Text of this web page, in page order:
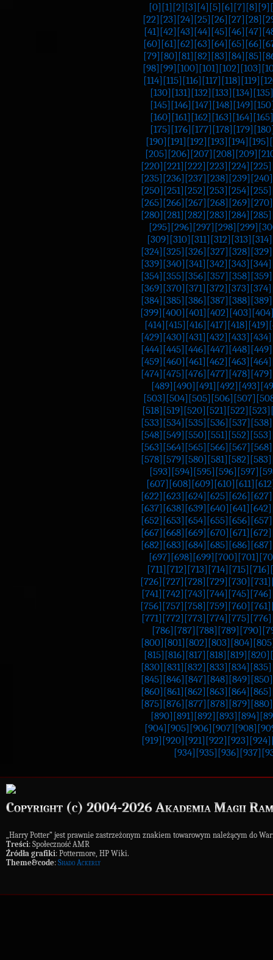
[0] [1] [2] [3] [4] [5] [6] [7] [8] [9]
[22] [23] [24] [25] [26] [27] [28]
[41] [42] [43] [44] [45] [46] [47]
[60] [61] [62] [63] [64] [65] [66]
[79] [80] [81] [82] [83] [84] [85]
[98] [99] [100] [101] [102] [103]
[114] [115] [116] [117] [118] [119]
[130] [131] [132] [133] [134] [135]
[145] [146] [147] [148] [149]
[160] [161] [162] [163] [164] [165]
[175] [176] [177] [178] [179]
[190] [191] [192] [193] [194] [195]
[205] [206] [207] [208] [209]
[220] [221] [222] [223] [224] [225]
[235] [236] [237] [238] [239] [240]
[250] [251] [252] [253] [254] [255]
[265] [266] [267] [268] [269] [270]
[280] [281] [282] [283] [284] [285]
[295] [296] [297] [298] [299]
[309] [310] [311] [312] [313] [314]
[324] [325] [326] [327] [328] [329]
[339] [340] [341] [342] [343] [344]
[354] [355] [356] [357] [358] [359]
[369] [370] [371] [372] [373] [374]
[384] [385] [386] [387] [388] [389]
[399] [400] [401] [402] [403]
[414] [415] [416] [417] [418] [419]
[429] [430] [431] [432] [433] [434]
[444] [445] [446] [447] [448] [449]
[459] [460] [461] [462] [463] [464]
[474] [475] [476] [477] [478] [479]
[489] [490] [491] [492] [493]
[503] [504] [505] [506] [507]
[518] [519] [520] [521] [522] [523]
[533] [534] [535] [536] [537] [538]
[548] [549] [550] [551] [552] [553]
[563] [564] [565] [566] [567] [568]
[578] [579] [580] [581] [582] [583]
[593] [594] [595] [596] [597]
[607] [608] [609] [610] [611]
[622] [623] [624] [625] [626] [627]
[637] [638] [639] [640] [641] [642]
[652] [653] [654] [655] [656] [657]
[667] [668] [669] [670] [671] [672]
[682] [683] [684] [685] [686] [687]
[697] [698] [699] [700] [701]
[711] [712] [713] [714] [715] [716]
[726] [727] [728] [729] [730] [731]
[741] [742] [743] [744] [745] [746]
[756] [757] [758] [759] [760] [761]
[771] [772] [773] [774] [775] [776]
[786] [787] [788] [789] [790]
[800] [801] [802] [803] [804]
[815] [816] [817] [818] [819] [820]
[830] [831] [832] [833] [834] [835]
[845] [846] [847] [848] [849] [850]
[860] [861] [862] [863] [864] [865]
[875] [876] [877] [878] [879] [880]
[890] [891] [892] [893] [894]
[904] [905] [906] [907] [908]
[919] [920] [921] [922] [923] [924]
[934] [935] [936] [937]
Copyright (c) 2004-2026 Akademia Magii
„Harry Potter” jest prawnie zastrzeżonym znakiem towarowym należącym do
Treści: Społeczność AMR
Źródła grafiki: Pottermore, HP Wiki.
Theme&code: Shado Ackerly